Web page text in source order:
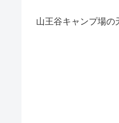
山王谷キャンプ場の